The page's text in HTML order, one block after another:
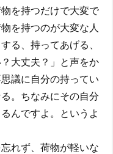
を持つだけで大変で
を持つのが大変な人
る、持ってあげる、
大丈夫？」と声をか
議に自分の持ってい
。ちなみにその自分
んですよ。というよ
れず、荷物が軽いな